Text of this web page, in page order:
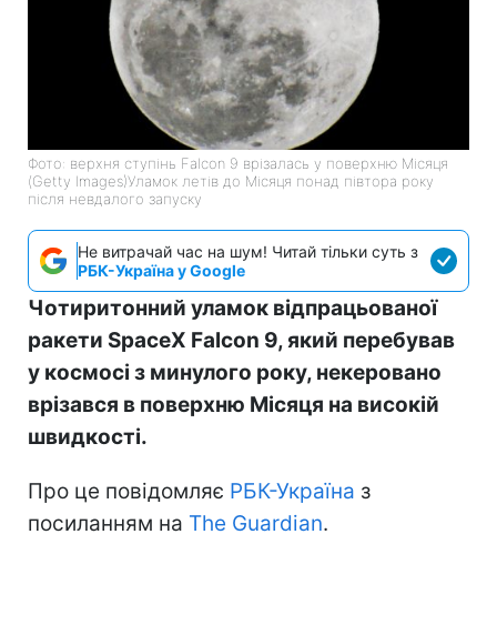
Фото: верхня ступінь Falcon 9 врізалась у поверхню Місяця
(Getty Images)Уламок летів до Місяця понад півтора року
після невдалого запуску
Не витрачай час на шум! Читай тільки суть з
РБК-Україна у Google
Чотиритонний уламок відпрацьованої
ракети SpaceX Falcon 9, який перебував
у космосі з минулого року, некеровано
врізався в поверхню Місяця на високій
швидкості.
Про це повідомляє РБК-Україна з
посиланням на The Guardian.